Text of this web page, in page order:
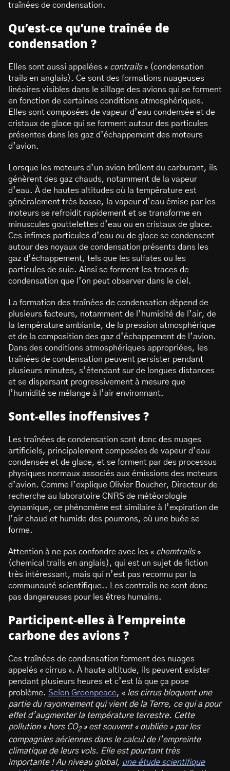
traînées de condensation.
Qu’est-ce qu’une traînée de
condensation ?
Elles sont aussi appelées « contrails» (condensation
trails en anglais). Ce sont des formations nuageuses
linéaires visibles dans le sillage des avions qui se forment
en fonction de certaines conditions atmosphériques.
Elles sont composées de vapeur d’eau condensée et de
cristaux de glace qui se forment autour des particules
présentes dans les gaz d’échappement des moteurs
d’avion.
Lorsque les moteurs d’un avion brûlent du carburant, ils
génèrent des gaz chauds, notamment de la vapeur
d’eau. À de hautes altitudes où la température est
généralement très basse, la vapeur d’eau émise par les
moteurs se refroidit rapidement et se transforme en
minuscules gouttelettes d’eau ou en cristaux de glace.
Ces infimes particules d’eau ou de glace se condensent
autour des noyaux de condensation présents dans les
gaz d’échappement, tels que les sulfates ou les
particules de suie. Ainsi se forment les traces de
condensation que l’on peut observer dans le ciel.
La formation des traînées de condensation dépend de
plusieurs facteurs, notamment de l’humidité de l’air, de
la température ambiante, de la pression atmosphérique
et de la composition des gaz d’échappement de l’avion.
Dans des conditions atmosphériques appropriées, les
traînées de condensation peuvent persister pendant
plusieurs minutes, s’étendant sur de longues distances
et se dispersant progressivement à mesure que
l’humidité se mélange à l’air environnant.
Sont-elles inoffensives ?
Les traînées de condensation sont donc des nuages
artificiels, principalement composées de vapeur d’eau
condensée et de glace, et se forment par des processus
physiques normaux associés aux émissions des moteurs
d’avion. Comme l’explique Olivier Boucher, Directeur de
recherche au laboratoire CNRS de météorologie
dynamique, ce phénomène est similaire à l’expiration de
l’air chaud et humide des poumons, où une buée se
forme.
Attention à ne pas confondre avec les « chemtrails»
(chemical trails en anglais), qui est un sujet de fiction
très intéressant, mais qui n’est pas reconnu par la
communauté scientifique.. Les contrails ne sont donc
pas dangereuses pour les êtres humains.
Participent-elles à l’empreinte
carbone des avions ?
Ces traînées de condensation forment des nuages
appelés « cirrus ». À haute altitude, ils peuvent exister
pendant plusieurs heures et c’est là que ça pose
problème. Selon Greenpeace, « les cirrus bloquent une
partie du rayonnement qui vient de la Terre, ce qui a pour
effet d’augmenter la température terrestre. Cette
pollution « hors CO2» est souvent « oubliée » par les
compagnies aériennes dans le calcul de l’empreinte
climatique de leurs vols. Elle est pourtant très
importante ! Au niveau global, une étude scientifique